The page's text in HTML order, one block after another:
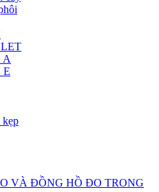
A
E
kẹp
VÀ ĐỒNG HỒ ĐO TRONG